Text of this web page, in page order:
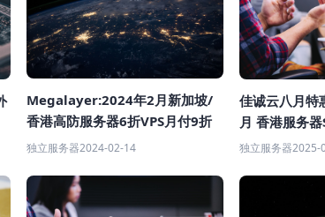
Megalayer:2024年2月新加坡/
香港高防服务器6折VPS月付9折
独立服务器2024-02-14
佳诚云八月特
月 香港服务
服/VPS云服务
独立服务器2025-